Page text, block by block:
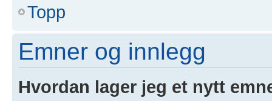
Topp
Emner og innlegg
Hvordan lager jeg et nytt